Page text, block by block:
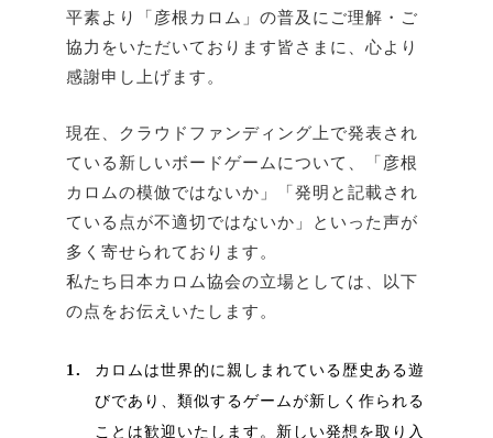
平素より「彦根カロム」の普及にご理解・ご
協力をいただいております皆さまに、心より
感謝申し上げます。
現在、クラウドファンディング上で発表され
ている新しいボードゲームについて、「彦根
カロムの模倣ではないか」「発明と記載され
ている点が不適切ではないか」といった声が
多く寄せられております。
私たち日本カロム協会の立場としては、以下
の点をお伝えいたします。
1.
カロムは世界的に親しまれている歴史ある遊
びであり、類似するゲームが新しく作られる
ことは歓迎いたします。新しい発想を取り入